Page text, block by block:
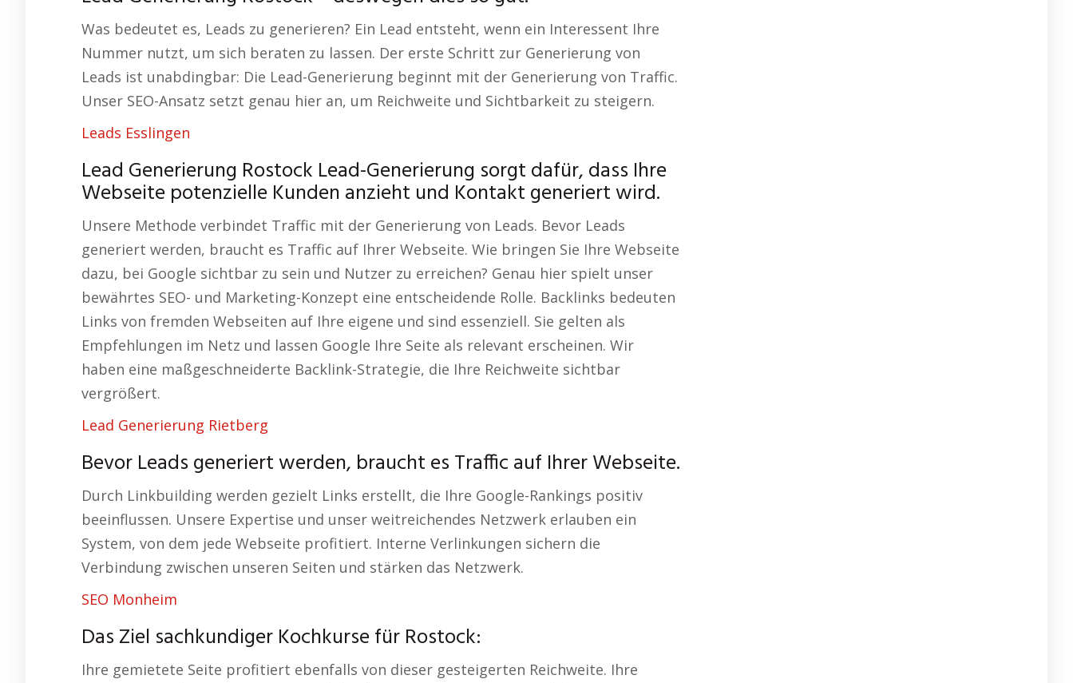
Was bedeutet es, Leads zu generieren? Ein Lead entsteht, wenn ein Interessent Ihre
Nummer nutzt, um sich beraten zu lassen. Der erste Schritt zur Generierung von
Leads ist unabdingbar: Die Lead-Generierung beginnt mit der Generierung von Traffic.
Unser SEO-Ansatz setzt genau hier an, um Reichweite und Sichtbarkeit zu steigern.
Leads Esslingen
Lead Generierung Rostock Lead-Generierung sorgt dafür, dass Ihre
Webseite potenzielle Kunden anzieht und Kontakt generiert wird.
Unsere Methode verbindet Traffic mit der Generierung von Leads. Bevor Leads
generiert werden, braucht es Traffic auf Ihrer Webseite. Wie bringen Sie Ihre Webseite
dazu, bei Google sichtbar zu sein und Nutzer zu erreichen? Genau hier spielt unser
bewährtes SEO- und Marketing-Konzept eine entscheidende Rolle. Backlinks bedeuten
Links von fremden Webseiten auf Ihre eigene und sind essenziell. Sie gelten als
Empfehlungen im Netz und lassen Google Ihre Seite als relevant erscheinen. Wir
haben eine maßgeschneiderte Backlink-Strategie, die Ihre Reichweite sichtbar
vergrößert.
Lead Generierung Rietberg
Bevor Leads generiert werden, braucht es Traffic auf Ihrer Webseite.
Durch Linkbuilding werden gezielt Links erstellt, die Ihre Google-Rankings positiv
beeinflussen. Unsere Expertise und unser weitreichendes Netzwerk erlauben ein
System, von dem jede Webseite profitiert. Interne Verlinkungen sichern die
Verbindung zwischen unseren Seiten und stärken das Netzwerk.
SEO Monheim
Das Ziel sachkundiger Kochkurse für Rostock:
Ihre gemietete Seite profitiert ebenfalls von dieser gesteigerten Reichweite. Ihre